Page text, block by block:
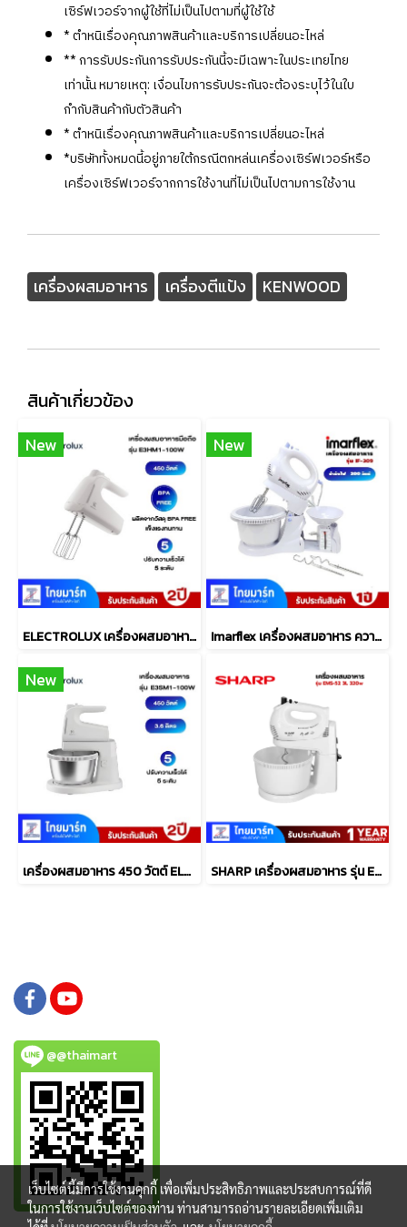
เซิร์ฟเวอร์จากผู้ใช้ที่ไม่เป็นไปตามที่ผู้ใช้ใช้
* ตำหนิเรื่องคุณภาพสินค้าและบริการเปลี่ยนอะไหล่
** การรับประกันการรับประกันนี้จะมีเฉพาะในประเทยไทย
เท่านั้น หมายเหตุ: เงื่อนไขการรับประกันจะต้องระบุไว้ในใบ
กำกับสินค้ากับตัวสินค้า
* ตำหนิเรื่องคุณภาพสินค้าและบริการเปลี่ยนอะไหล่
*บริษัททั้งหมดนี้อยู่ภายใต้กรณีตกหล่นเครื่องเซิร์ฟเวอร์หรือ
เครื่องเซิร์ฟเวอร์จากการใช้งานที่ไม่เป็นไปตามการใช้งาน
เครื่องผสมอาหาร เครื่องตีแป้ง KENWOOD
สินค้าเกี่ยวข้อง
New
ELECTROLUX เครื่องผสมอาหารแบบมือถือ รุ่น E3HM1100W กำลังไฟฟ้า 450 วัตต์
New
Imarflex เครื่องผสมอาหาร ความจุ 2 ลิตร รุ่น IF-309
New
เครื่องผสมอาหาร 450 วัตต์ ELECTROLUX รุ่น E3SM1-100W SHARP เครื่องผสมอาหาร รุ่น EMS-52 กำลัง 320 วัตต์ สีขาว
@@thaimart
เว็บไซต์นี้มีการใช้งานคุกกี้ เพื่อเพิ่มประสิทธิภาพและประสบการณ์ที่ดี
ในการใช้งานเว็บไซต์ของท่าน ท่านสามารถอ่านรายละเอียดเพิ่มเติม